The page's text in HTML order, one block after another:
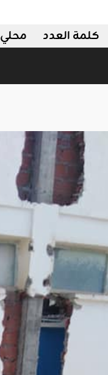
محلي كلمة العدد